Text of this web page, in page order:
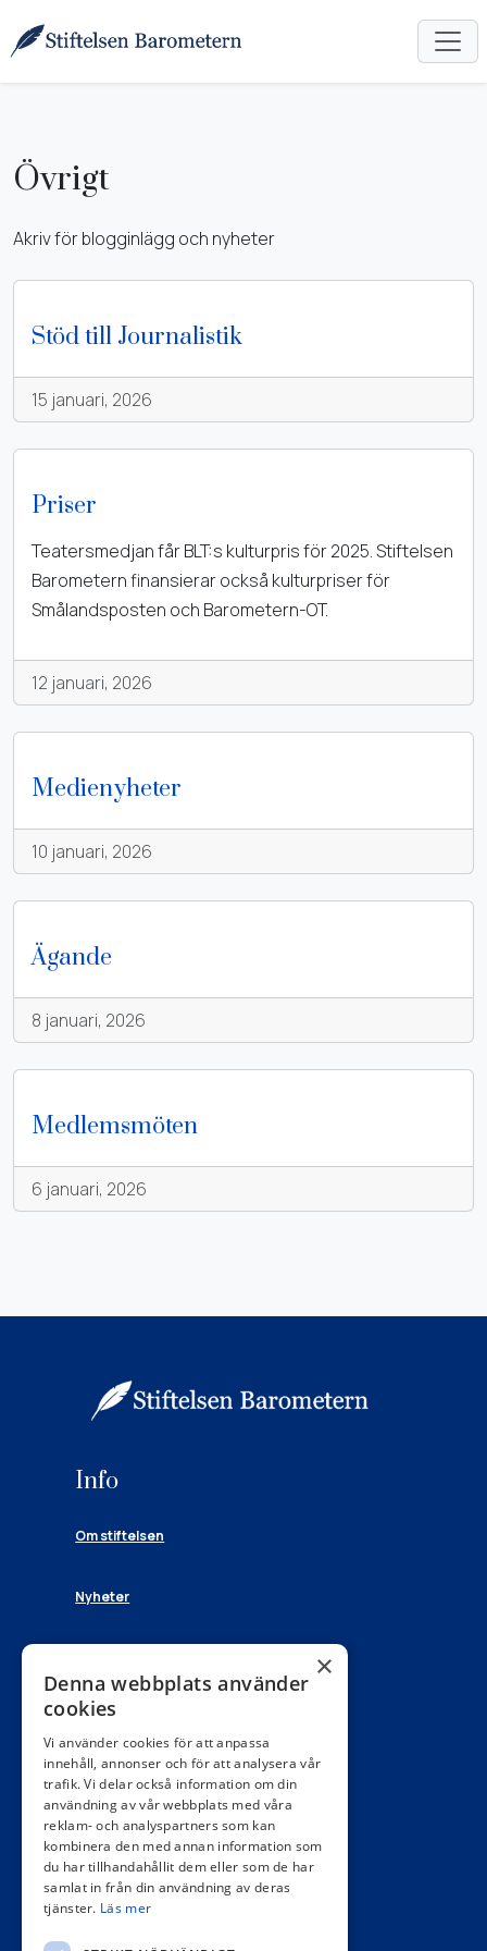
Övrigt
Akriv för blogginlägg och nyheter
Stöd till Journalistik
15 januari, 2026
Priser
Teatersmedjan får BLT:s kulturpris för 2025. Stiftelsen
Barometern finansierar också kulturpriser för
Smålandsposten och Barometern-OT.
12 januari, 2026
Medienyheter
10 januari, 2026
Ägande
8 januari, 2026
Medlemsmöten
6 januari, 2026
Info
Om stiftelsen
Nyheter
Stiftelsen Barometerns ordförande
Lennarth Förberg
Stiftelsen Barometerns samordnare
Yael Tågerud
yael.tagerud@gotamedia.se
VD Sydostpress AB
mikael.larsson-ek@gotamedia.se
070-359 92 75
×
Denna webbplats använder
cookies
Vi använder cookies för att anpassa
innehåll, annonser och för att analysera vår
trafik. Vi delar också information om din
användning av vår webbplats med våra
reklam- och analyspartners som kan
kombinera den med annan information som
du har tillhandahållit dem eller som de har
samlat in från din användning av deras
tjänster. Läs mer